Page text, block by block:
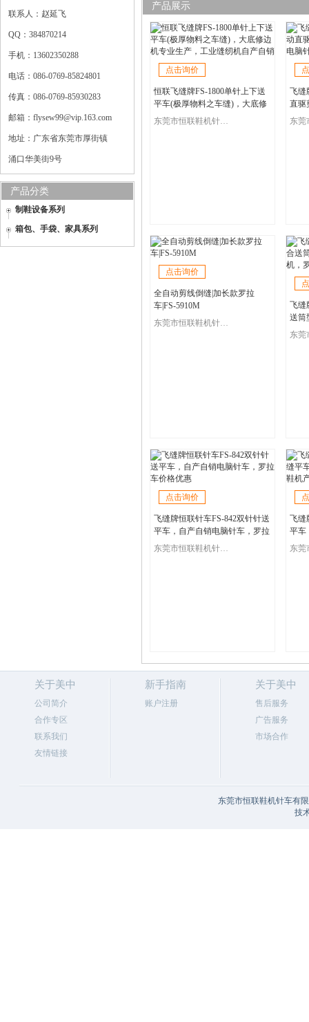
联系人：赵延飞
QQ：384870214
手机：13602350288
电话：086-0769-85824801
传真：086-0769-85930283
邮箱：flysew99@vip.163.com
地址：广东省东莞市厚街镇
涌口华美街9号
产品分类
制鞋设备系列
箱包、手袋、家具系列
产品展示
点击询价
恒联飞缝牌FS-1800单针上下送
平车(极厚物料之车缝)，大底修
边机专业生产，工业缝纫机自产
东莞市恒联鞋机针车有限公司
飞缝
直驱
电脑
点击询价
全自动剪线倒缝|加长款罗拉
车|FS-5910M
东莞市恒联鞋机针车有限公司
飞缝
送筒
机，
点击询价
飞缝牌恒联针车FS-842双针针送
平车，自产自销电脑针车，罗拉
车价格优惠
东莞市恒联鞋机针车有限公司
飞缝
平车
鞋机
关于美中
公司简介
合作专区
联系我们
友情链接
新手指南
账户注册
关于美中
售后服务
广告服务
市场合作
东莞市恒联鞋机针车有
技